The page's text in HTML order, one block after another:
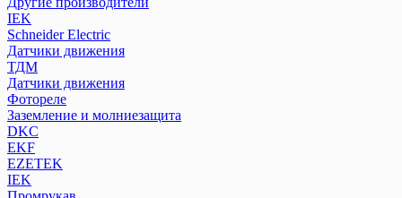
IEK
Schneider Electric
Датчики движения
ТДМ
Датчики движения
Фотореле
Заземление и молниезащита
DKC
EKF
EZETEK
IEK